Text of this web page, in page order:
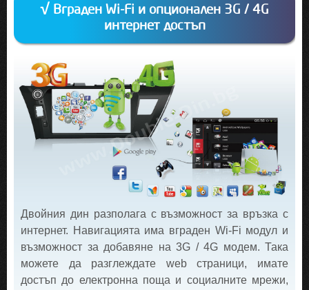
√ Вграден Wi-Fi и опционален 3G / 4G
интернет достъп
Двойния дин разполага с възможност за връзка с
интернет. Навигацията има вграден Wi-Fi модул и
възможност за добавяне на 3G / 4G модем. Така
можете да разглеждате web страници, имате
достъп до електронна поща и социалните мрежи,